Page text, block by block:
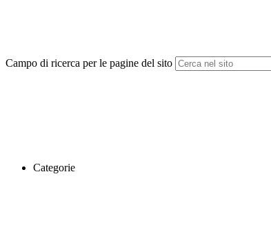
Campo di ricerca per le pagine del sito
Categorie